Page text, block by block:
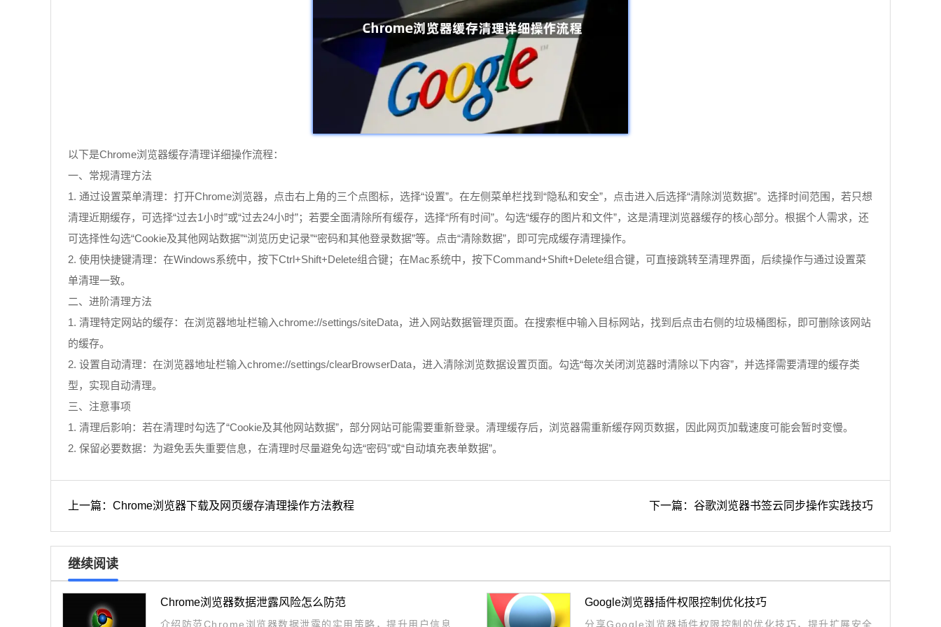
以下是Chrome浏览器缓存清理详细操作流程：
一、常规清理方法
1. 通过设置菜单清理：打开Chrome浏览器，点击右上角的三个点图标，选择“设置”。在左侧菜单栏找到“隐私和安全”，点击进入后选择“清除浏览数据”。选择时间范围，若只想
清理近期缓存，可选择“过去1小时”或“过去24小时”；若要全面清除所有缓存，选择“所有时间”。勾选“缓存的图片和文件”，这是清理浏览器缓存的核心部分。根据个人需求，还
可选择性勾选“Cookie及其他网站数据”“浏览历史记录”“密码和其他登录数据”等。点击“清除数据”，即可完成缓存清理操作。
2. 使用快捷键清理：在Windows系统中，按下Ctrl+Shift+Delete组合键；在Mac系统中，按下Command+Shift+Delete组合键，可直接跳转至清理界面，后续操作与通过设置菜
单清理一致。
二、进阶清理方法
1. 清理特定网站的缓存：在浏览器地址栏输入chrome://settings/siteData，进入网站数据管理页面。在搜索框中输入目标网站，找到后点击右侧的垃圾桶图标，即可删除该网站
的缓存。
2. 设置自动清理：在浏览器地址栏输入chrome://settings/clearBrowserData，进入清除浏览数据设置页面。勾选“每次关闭浏览器时清除以下内容”，并选择需要清理的缓存类
型，实现自动清理。
三、注意事项
1. 清理后影响：若在清理时勾选了“Cookie及其他网站数据”，部分网站可能需要重新登录。清理缓存后，浏览器需重新缓存网页数据，因此网页加载速度可能会暂时变慢。
2. 保留必要数据：为避免丢失重要信息，在清理时尽量避免勾选“密码”或“自动填充表单数据”。
上一篇：Chrome浏览器下载及网页缓存清理操作方法教程 下一篇：谷歌浏览器书签云同步操作实践技巧
继续阅读
Chrome浏览器数据泄露风险怎么防范
介绍防范Chrome浏览器数据泄露的实用策略，提升用户信息
Google浏览器插件权限控制优化技巧
分享Google浏览器插件权限控制的优化技巧，提升扩展安全